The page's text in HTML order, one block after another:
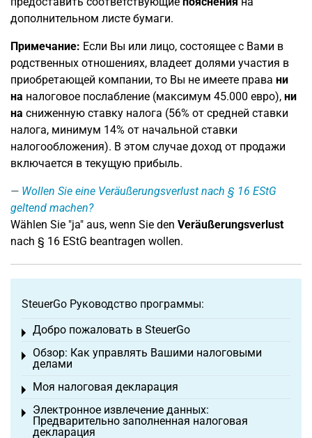
дополнительном листе бумаги.
Примечание: Если Вы или лицо, состоящее с Вами в
родственных отношениях, владеет долями участия в
приобретающей компании, то Вы не имеете права ни
на налоговое послабление (максимум 45.000 евро), ни
на сниженную ставку налога (56% от средней ставки
налога, минимум 14% от начальной ставки
налогообложения). В этом случае доход от продажи
включается в текущую прибыль.
Wollen Sie eine Veräußerungsverlust nach § 16 EStG
geltend machen?
Wählen Sie "ja" aus, wenn Sie den Veräußerungsverlust
nach § 16 EStG beantragen wollen.
SteuerGo Руководство программы:
Добро пожаловать в SteuerGo
Toggle menu
Обзор: Как управлять Вашими налоговыми
делами
Toggle menu
Моя налоговая декларация
Toggle menu
Электронное извлечение данных:
Предварительно заполненная налоговая
декларация
Toggle menu